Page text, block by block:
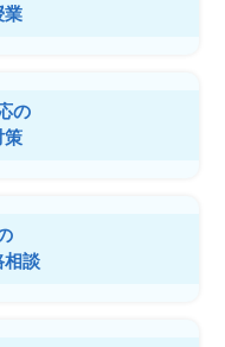
業
の
策
相談